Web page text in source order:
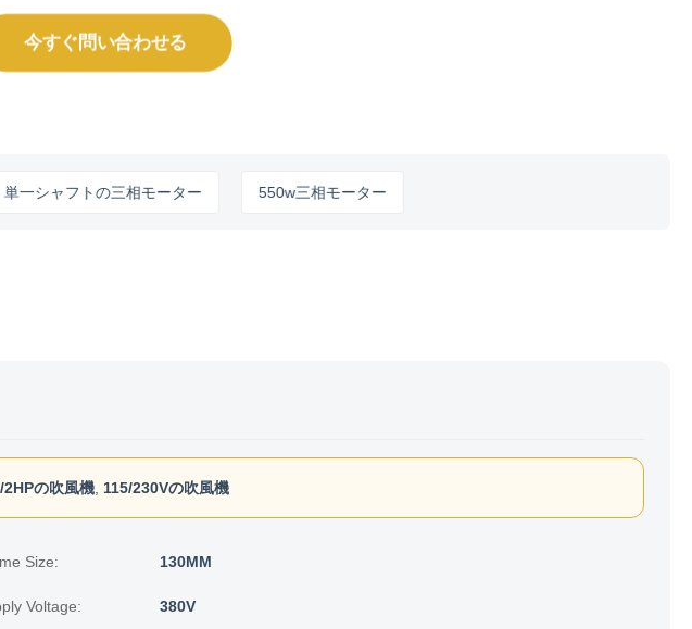
今すぐ問い合わせる
ャフトの三相モーター 550w三相モーター
2HPの吹風機, 115/230Vの吹風機
Size: 130MM
Voltage: 380V